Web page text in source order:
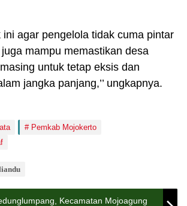
ini agar pengelola tidak cuma pintar
mampu memastikan desa
untuk tetap eksis dan
jangka panjang,’’ ungkapnya.
Pemkab Mojokerto
Kecamatan Mojoagung